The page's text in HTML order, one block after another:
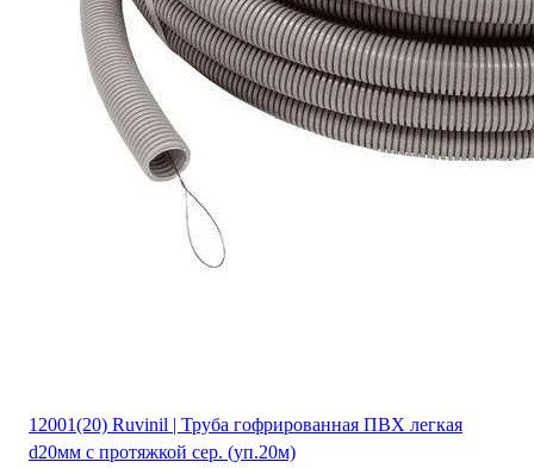
12001(20) Ruvinil | Труба гофрированная ПВХ легкая
d20мм с протяжкой сер. (уп.20м)